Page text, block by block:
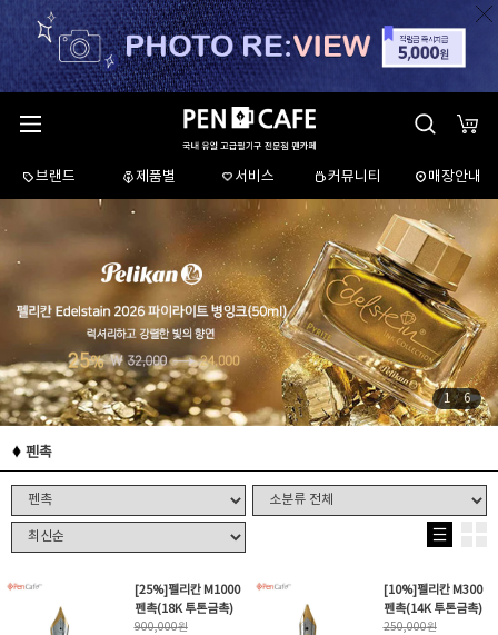
브랜드 제품별 서비스 커뮤니티 매장안내
1/6
펜촉
[25%]펠리칸 M1000
펜촉(18K 투톤금촉)
900,000원
[10%]펠리칸 M300
펜촉(14K 투톤금촉)
250,000원